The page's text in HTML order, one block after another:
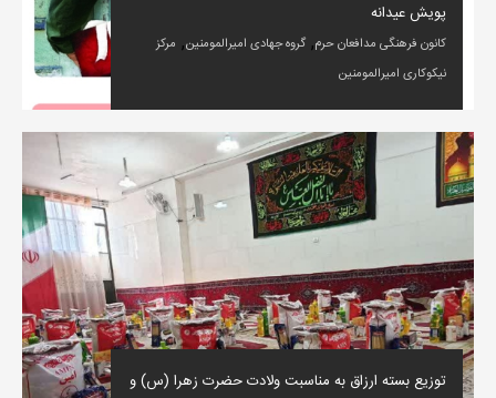
پویش عیدانه
کانون فرهنگی مدافعان حرم, گروه جهادی امیرالمومنین, مرکز
نیکوکاری امیرالمومنین
توزیع بسته ارزاق به مناسبت ولادت حضرت زهرا (س) و